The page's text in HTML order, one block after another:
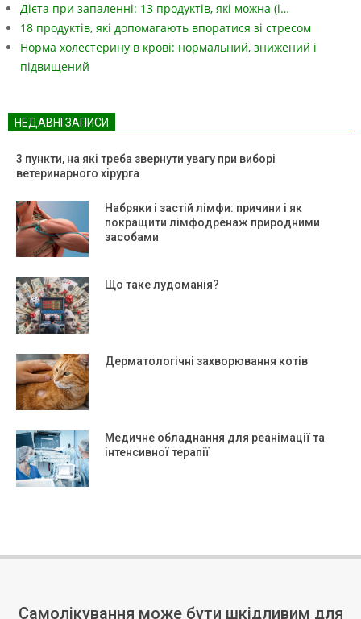
Дієта при запаленні: 13 продуктів, які можна (і…
18 продуктів, які допомагають впоратися зі стресом
Норма холестерину в крові: нормальний, знижений і
підвищений
НЕДАВНІ ЗАПИСИ
3 пункти, на які треба звернути увагу при виборі
ветеринарного хірурга
Набряки і застій лімфи: причини і як
покращити лімфодренаж природними
засобами
Що таке лудоманія?
Дерматологічні захворювання котів
Медичне обладнання для реанімації та
інтенсивної терапії
Самолікування може бути шкідливим для